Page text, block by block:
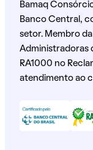
Bamaq
Banco Central,
setor. Membro
Administradoras
RA1000 no
atendimento ao